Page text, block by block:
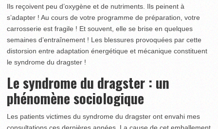
Ils reçoivent peu d’oxygène et de nutriments. Ils peinent à
s’adapter ! Au cours de votre programme de préparation, votre
carrosserie est fragile ! Et souvent, elle se brise en quelques
semaines d’entraînement ! Les blessures provoquées par cette
distorsion entre adaptation énergétique et mécanique constituent
le syndrome du dragster !
Le syndrome du dragster : un
phénomène sociologique
Les patients victimes du syndrome du dragster ont envahi mes